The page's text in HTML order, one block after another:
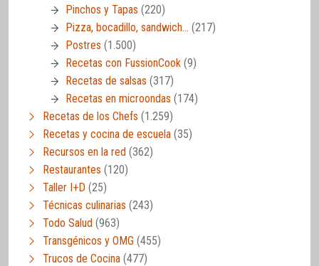
Pinchos y Tapas (220)
Pizza, bocadillo, sandwich… (217)
Postres (1.500)
Recetas con FussionCook (9)
Recetas de salsas (317)
Recetas en microondas (174)
Recetas de los Chefs (1.259)
Recetas y cocina de escuela (35)
Recursos en la red (362)
Restaurantes (120)
Taller I+D (25)
Técnicas culinarias (243)
Todo Salud (963)
Transgénicos y OMG (455)
Trucos de Cocina (477)